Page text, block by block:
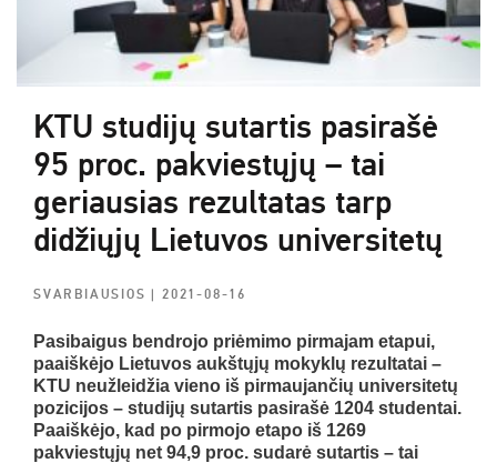
KTU studijų sutartis pasirašė
95 proc. pakviestųjų – tai
geriausias rezultatas tarp
didžiųjų Lietuvos universitetų
SVARBIAUSIOS| 2021-08-16
Pasibaigus bendrojo priėmimo pirmajam etapui,
paaiškėjo Lietuvos aukštųjų mokyklų rezultatai –
KTU neužleidžia vieno iš pirmaujančių universitetų
pozicijos – studijų sutartis pasirašė 1204 studentai.
Paaiškėjo, kad po pirmojo etapo iš 1269
pakviestųjų net 94,9 proc. sudarė sutartis – tai